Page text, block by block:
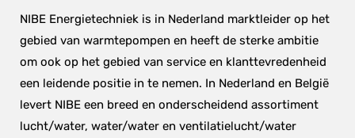
NIBE Energietechniek is in Nederland marktleider op het
gebied van warmtepompen en heeft de sterke ambitie
om ook op het gebied van service en klanttevredenheid
een leidende positie in te nemen. In Nederland en België
levert NIBE een breed en onderscheidend assortiment
lucht/water, water/water en ventilatielucht/water